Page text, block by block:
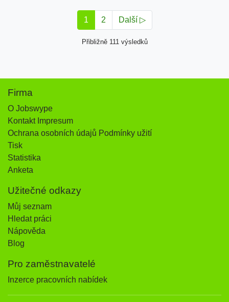
1 2 Další ▷
Přibližně 111 výsledků
Firma
O Jobswype
Kontakt Impresum
Ochrana osobních údajů Podmínky užití
Tisk
Statistika
Anketa
Užitečné odkazy
Můj seznam
Hledat práci
Nápověda
Blog
Pro zaměstnavatelé
Inzerce pracovních nabídek